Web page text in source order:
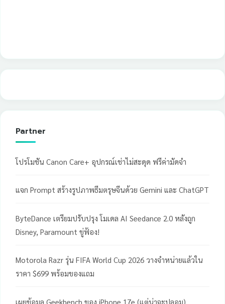
Partner
โปรโมชัน Canon Care+ อุปกรณ์เช่าไม่สะดุด ฟรีค่ามัดจำ
แจก Prompt สร้างรูปภาพธีมตรุษจีนด้วย Gemini และ ChatGPT
ByteDance เตรียมปรับปรุง โมเดล AI Seedance 2.0 หลังถูก
Disney, Paramount ขู่ฟ้อง!
Motorola Razr รุ่น FIFA World Cup 2026 วางจำหน่ายแล้วใน
ราคา $699 พร้อมของแถม
เผยข้อมูล Geekbench ของ iPhone 17e (แต่น่าจะปลอม)